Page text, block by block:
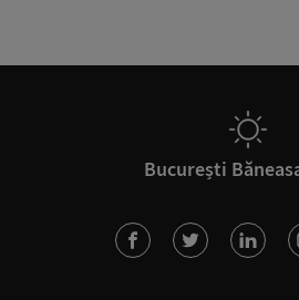
București